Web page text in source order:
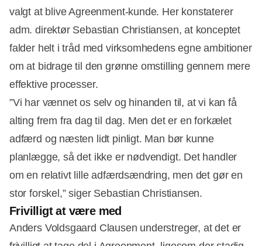
valgt at blive Agreenment-kunde. Her konstaterer
adm. direktør Sebastian Christiansen, at konceptet
falder helt i tråd med virksomhedens egne ambitioner
om at bidrage til den grønne omstilling gennem mere
effektive processer.
”Vi har vænnet os selv og hinanden til, at vi kan få
alting frem fra dag til dag. Men det er en forkælet
adfærd og næsten lidt pinligt. Man bør kunne
planlægge, så det ikke er nødvendigt. Det handler
om en relativt lille adfærdsændring, men det gør en
stor forskel,” siger Sebastian Christiansen.
Frivilligt at være med
Anders Voldsgaard Clausen understreger, at det er